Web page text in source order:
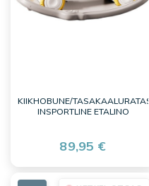
KIIKHOBUNE/TASAKAALURATAS
INSPORTLINE ETALINO
89,95 €